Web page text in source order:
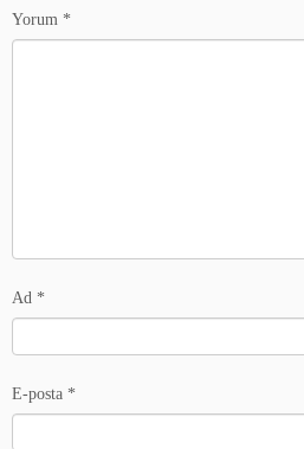
Yorum *
Ad *
E-posta *